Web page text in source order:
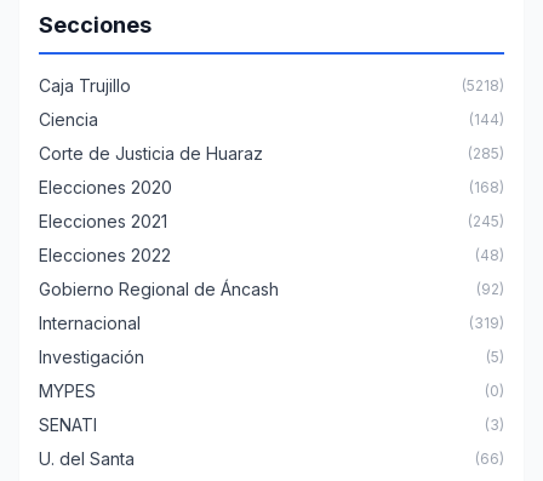
Secciones
Caja Trujillo (5218)
Ciencia (144)
Corte de Justicia de Huaraz (285)
Elecciones 2020 (168)
Elecciones 2021 (245)
Elecciones 2022 (48)
Gobierno Regional de Áncash (92)
Internacional (319)
Investigación (5)
MYPES (0)
SENATI (3)
U. del Santa (66)